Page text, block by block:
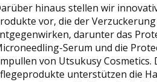
hinaus stellen wir
vor, die der
darunter das
Serum und die
von Utsukusy Cosmetics.
unterstützen die